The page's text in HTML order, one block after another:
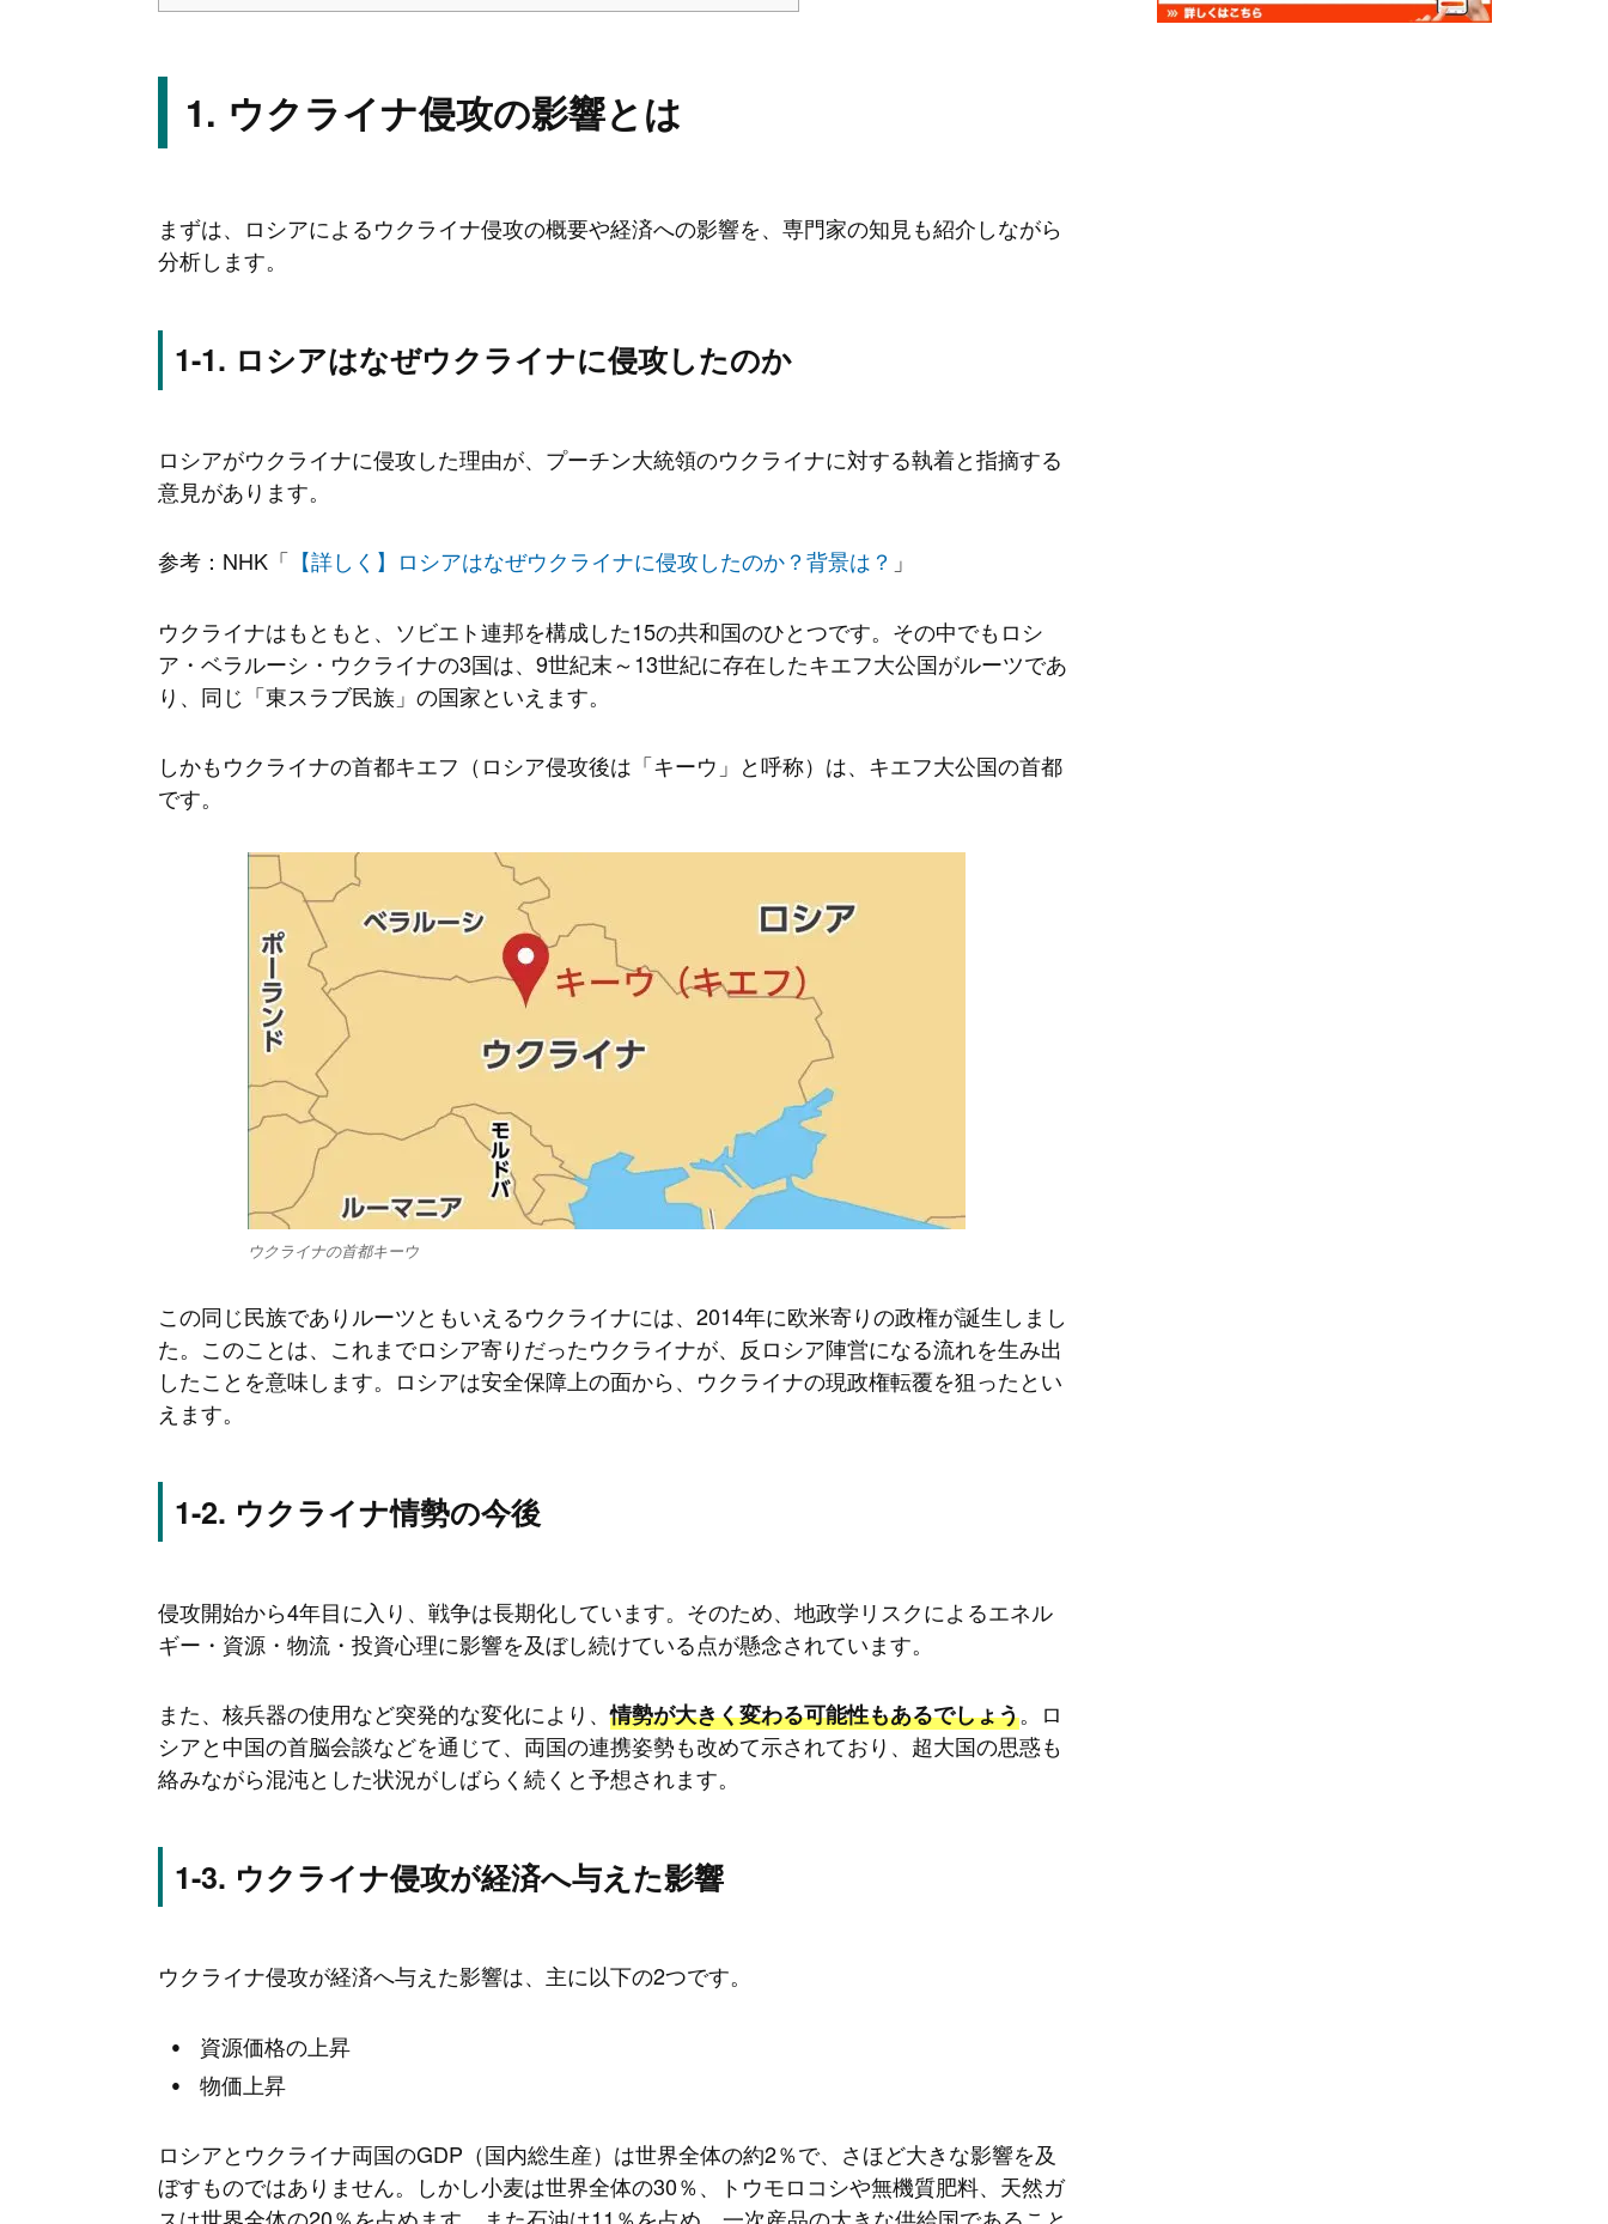
ウクライナ侵攻の影響とは
まずは、ロシアによるウクライナ侵攻の概要や経済への影響を、専門家の知見も紹介しながら
分析します。
ロシアはなぜウクライナに侵攻したのか
ロシアがウクライナに侵攻した理由が、プーチン大統領のウクライナに対する執着と指摘する
意見があります。
参考：NHK「 【詳しく】ロシアはなぜウクライナに侵攻したのか？背景は？ 」
ウクライナはもともと、ソビエト連邦を構成した15の共和国のひとつです。その中でもロシ
ア・ベラルーシ・ウクライナの3国は、9世紀末～13世紀に存在したキエフ大公国がルーツであ
り、同じ「東スラブ民族」の国家といえます。
しかもウクライナの首都キエフ（ロシア侵攻後は「キーウ」と呼称）は、キエフ大公国の首都
です。
ウクライナの首都キーウ
この同じ民族でありルーツともいえるウクライナには、2014年に欧米寄りの政権が誕生しまし
た。このことは、これまでロシア寄りだったウクライナが、反ロシア陣営になる流れを生み出
したことを意味します。ロシアは安全保障上の面から、ウクライナの現政権転覆を狙ったとい
えます。
ウクライナ情勢の今後
侵攻開始から4年目に入り、戦争は長期化しています。そのため、地政学リスクによるエネル
ギー・資源・物流・投資心理に影響を及ぼし続けている点が懸念されています。
また、核兵器の使用など突発的な変化により、情勢が大きく変わる可能性もあるでしょう。ロ
シアと中国の首脳会談などを通じて、両国の連携姿勢も改めて示されており、超大国の思惑も
絡みながら混沌とした状況がしばらく続くと予想されます。
ウクライナ侵攻が経済へ与えた影響
ウクライナ侵攻が経済へ与えた影響は、主に以下の2つです。
資源価格の上昇
物価上昇
ロシアとウクライナ両国のGDP（国内総生産）は世界全体の約2％で、さほど大きな影響を及
ぼすものではありません。しかし小麦は世界全体の30％、トウモロコシや無機質肥料、天然ガ